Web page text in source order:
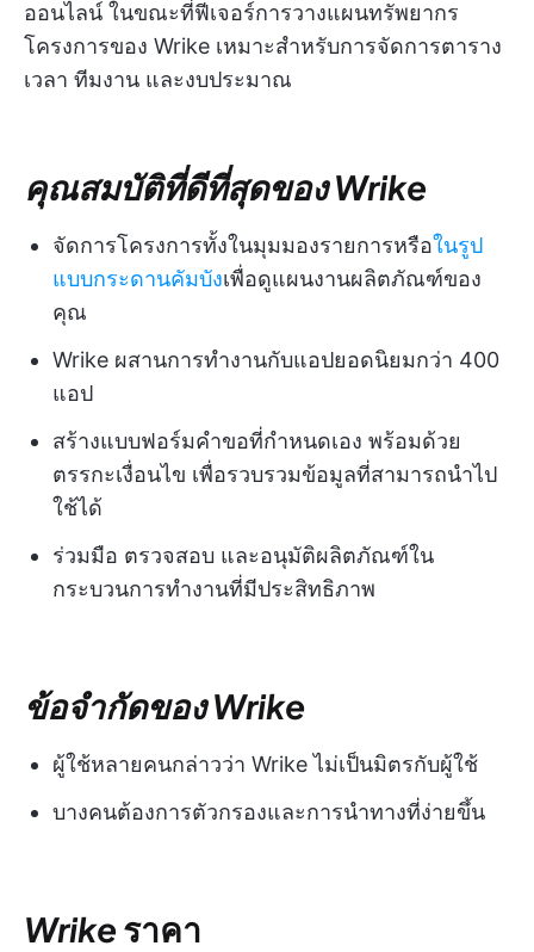
ออนไลน์ ในขณะที่ฟีเจอร์การวางแผนทรัพยากร
โครงการของ Wrike เหมาะสำหรับการจัดการตาราง
เวลา ทีมงาน และงบประมาณ
คุณสมบัติที่ดีที่สุดของ Wrike
จัดการโครงการทั้งในมุมมองรายการหรือในรูป
แบบกระดานคัมบังเพื่อดูแผนงานผลิตภัณฑ์ของ
คุณ
Wrike ผสานการทำงานกับแอปยอดนิยมกว่า 400
แอป
สร้างแบบฟอร์มคำขอที่กำหนดเอง พร้อมด้วย
ตรรกะเงื่อนไข เพื่อรวบรวมข้อมูลที่สามารถนำไป
ใช้ได้
ร่วมมือ ตรวจสอบ และอนุมัติผลิตภัณฑ์ใน
กระบวนการทำงานที่มีประสิทธิภาพ
ข้อจำกัดของ Wrike
ผู้ใช้หลายคนกล่าวว่า Wrike ไม่เป็นมิตรกับผู้ใช้
บางคนต้องการตัวกรองและการนำทางที่ง่ายขึ้น
Wrikeราคา